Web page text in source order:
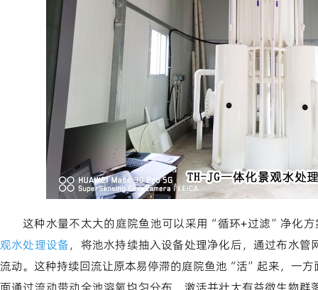
这种水量不太大的庭院鱼池可以采用“循环+过滤”净化
观水处理设备，将池水持续抽入设备处理净化后，通过布水
流动。这种持续回流让原本易停滞的庭院鱼池“活”起来，一